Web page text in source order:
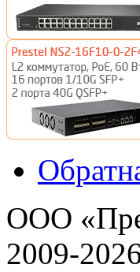
ООО
2009-